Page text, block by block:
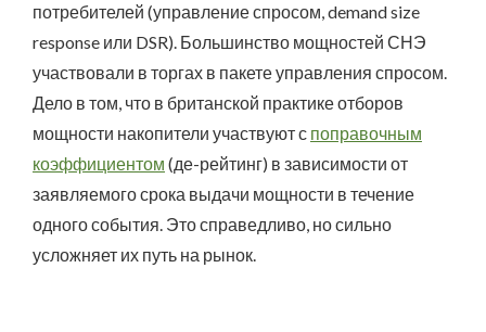
потребителей (управление спросом, demand size
response или DSR). Большинство мощностей СНЭ
участвовали в торгах в пакете управления спросом.
Дело в том, что в британской практике отборов
мощности накопители участвуют с поправочным
коэффициентом (де-рейтинг) в зависимости от
заявляемого срока выдачи мощности в течение
одного события. Это справедливо, но сильно
усложняет их путь на рынок.